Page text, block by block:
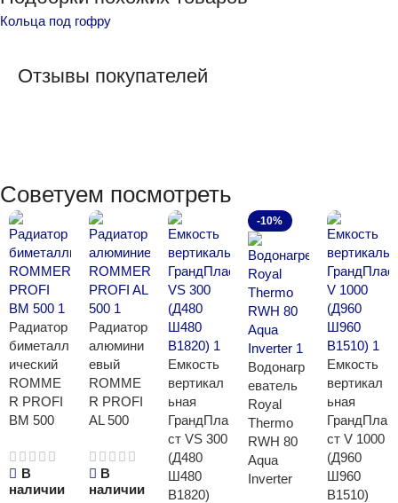
Кольца под гофру
Отзывы покупателей
Советуем посмотреть
Радиатор
биметалл
ический
ROMME
R PROFI
BM 500
В
наличии
Радиатор
алюмини
евый
ROMME
R PROFI
AL 500
В
наличии
Емкость
вертикал
ьная
ГрандПла
ст VS 300
(Д480
Ш480
В1820)
-10%
Водонагр
еватель
Royal
Thermo
RWH 80
Aqua
Inverter
Емкость
вертикал
ьная
ГрандПла
ст V 1000
(Д960
Ш960
В1510)